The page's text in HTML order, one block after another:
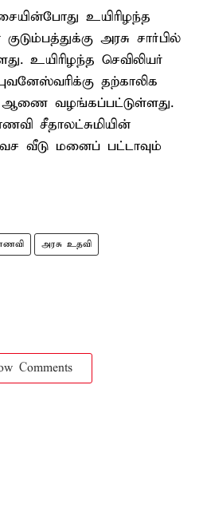
உயிரிழந்த
அரசு சார்பில்
உயிரிழந்த செவிலியர்
தற்காலிக
ஆணை வழங்கப்பட்டுள்ளது.
சீதாலட்சுமியின்
வீடு மனைப் பட்டாவும்
அரசு உதவி
Comments